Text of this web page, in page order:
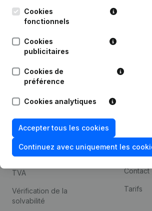
Cookies
fonctionnels
Cookies
publicitaires
Cookies de
préférence
Cookies analytiques
Accepter tous les cookies
Continuez avec uniquement les
Kantorenpark Everest
Leuvensesteenweg
1800 Vilvoorde
Compliance et prévention
de la fraude
Consulter des comptes
annuels
TVA
Vérification de la
solvabilité
Contact
Tarifs